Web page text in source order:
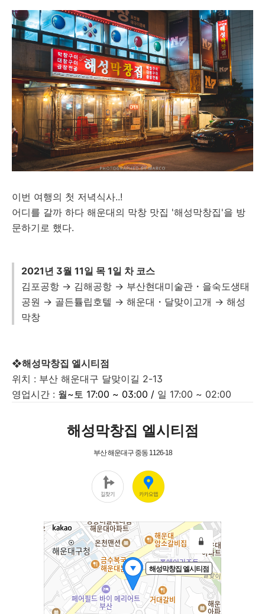
이번 여행의 첫 저녁식사..!
어디를 갈까 하다 해운대의 막창 맛집 '해성막창집'을 방
문하기로 했다.
2021년 3월 11일 목 1일 차 코스
김포공항 → 김해공항 → 부산현대미술관・을숙도생태
공원 → 골든튤립호텔 → 해운대・달맞이고개 → 해성
막창
❖해성막창집 엘시티점
위치 : 부산 해운대구 달맞이길 2-13
영업시간 : 월~토 17:00 ~ 03:00 / 일 17:00 ~ 02:00